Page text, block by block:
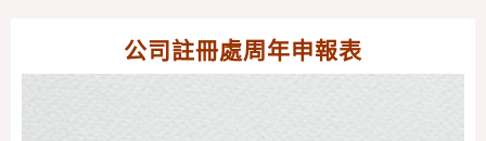
公司註冊處周年申報表